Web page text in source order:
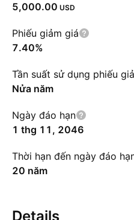
5,000.00 USD
Phiếu giảm giá
7.40%
Tần suất sử dụng phiếu
Nửa năm
Ngày đáo hạn
1 thg 11, 2046
Thời hạn đến ngày đáo
20 năm
Details